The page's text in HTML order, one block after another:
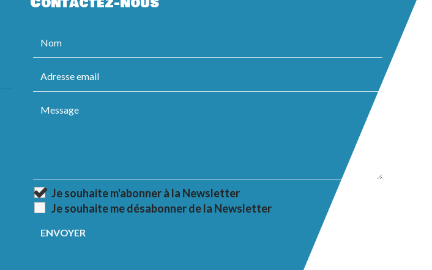
Je souhaite m'abonner à la Newsletter
Je souhaite me désabonner de la Newsletter